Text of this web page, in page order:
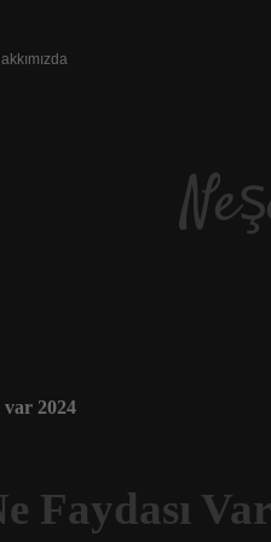
2024
Faydası Var